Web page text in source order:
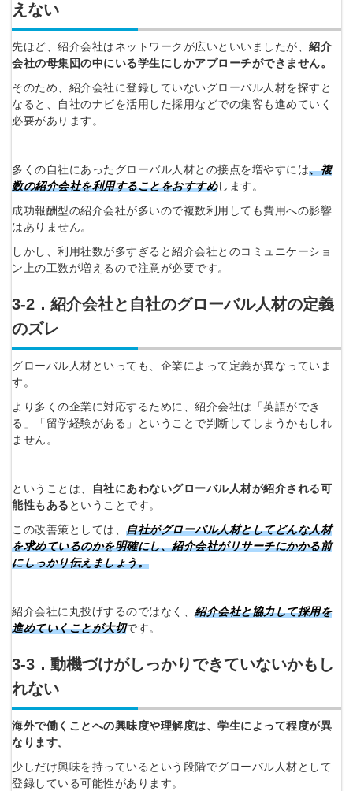
えない
先ほど、紹介会社はネットワークが広いといいましたが、 紹介
会社の母集団の中にいる学生にしかアプローチができません。
そのため、紹介会社に登録していないグローバル人材を探すと
なると、自社のナビを活用した採用などでの集客も進めていく
必要があります。
多くの自社にあったグローバル人材との接点を増やすには、複
数の紹介会社を利用することをおすすめします。
成功報酬型の紹介会社が多いので複数利用しても費用への影響
はありません。
しかし、利用社数が多すぎると紹介会社とのコミュニケーショ
ン上の工数が増えるので注意が必要です。
3‐2．紹介会社と自社のグローバル人材の定義
のズレ
グローバル人材といっても、企業によって定義が異なっていま
す。
より多くの企業に対応するために、紹介会社は「英語ができ
る」「留学経験がある」ということで判断してしまうかもしれ
ません。
ということは、
自社にあわないグローバル人材が紹介される可
能性もある ということです。
この改善策としては、 自社がグローバル人材としてどんな人材
を求めているのかを明確にし、紹介会社がリサーチにかかる前
にしっかり伝えましょう。
紹介会社に丸投げするのではなく、 紹介会社と協力して採用を
進めていくことが大切です。
3‐3．動機づけがしっかりできていないかもし
れない
海外で働くことへの興味度や理解度は、学生によって程度が異
なります。
少しだけ興味を持っているという段階でグローバル人材として
登録している可能性があります。
をご利用する
要です。
忘れですか？
許可なく投稿すること
簡単10秒！無料会員登録
採用課題の解決、新しい採用の
取り組みなどを取材したインタ
ビュー記事が読める
採用にまつわる独自の調査レポ
ートが届く
利用規約 個人情報の取り扱い
について
同意のうえ
登録する